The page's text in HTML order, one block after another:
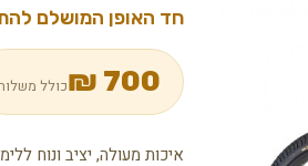
חד האופן המושלם
700
₪כולל משלוח
איכות מעולה, יציב ונוח